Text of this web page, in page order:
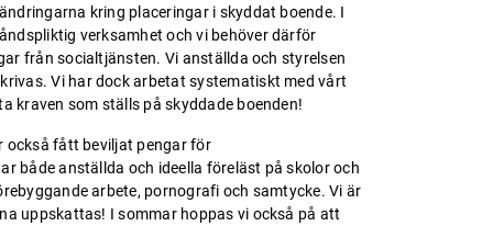
kring placeringar i skyddat boende. I
verksamhet och vi behöver därför
från socialtjänsten. Vi anställda och styrelsen
Vi har dock arbetat systematiskt med vårt
kraven som ställs på skyddade boenden!
också fått beviljat pengar för
både anställda och ideella föreläst på skolor och
arbete, pornografi och samtycke. Vi är
uppskattas! I sommar hoppas vi också på att